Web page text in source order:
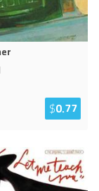
$0.77